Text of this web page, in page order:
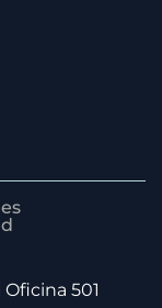
501